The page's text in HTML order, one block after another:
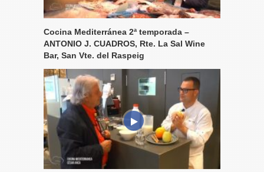
Cocina Mediterránea 2ª temporada –
ANTONIO J. CUADROS, Rte. La Sal Wine
Bar, San Vte. del Raspeig